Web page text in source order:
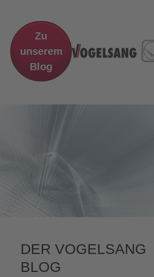
Zu
unserem
Blog
DER VOGELSANG
BLOG